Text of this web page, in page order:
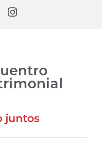
Instagram
juntos